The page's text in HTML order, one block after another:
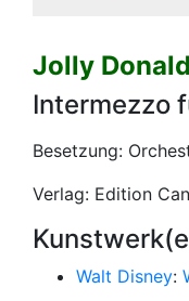
Jolly
Intermezzo
Besetzung:
Verlag: Edition
Walt Disney: